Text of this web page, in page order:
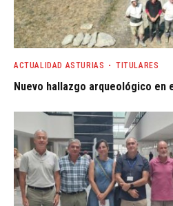
ACTUALIDAD ASTURIAS TITULARES
Nuevo hallazgo arqueológico en